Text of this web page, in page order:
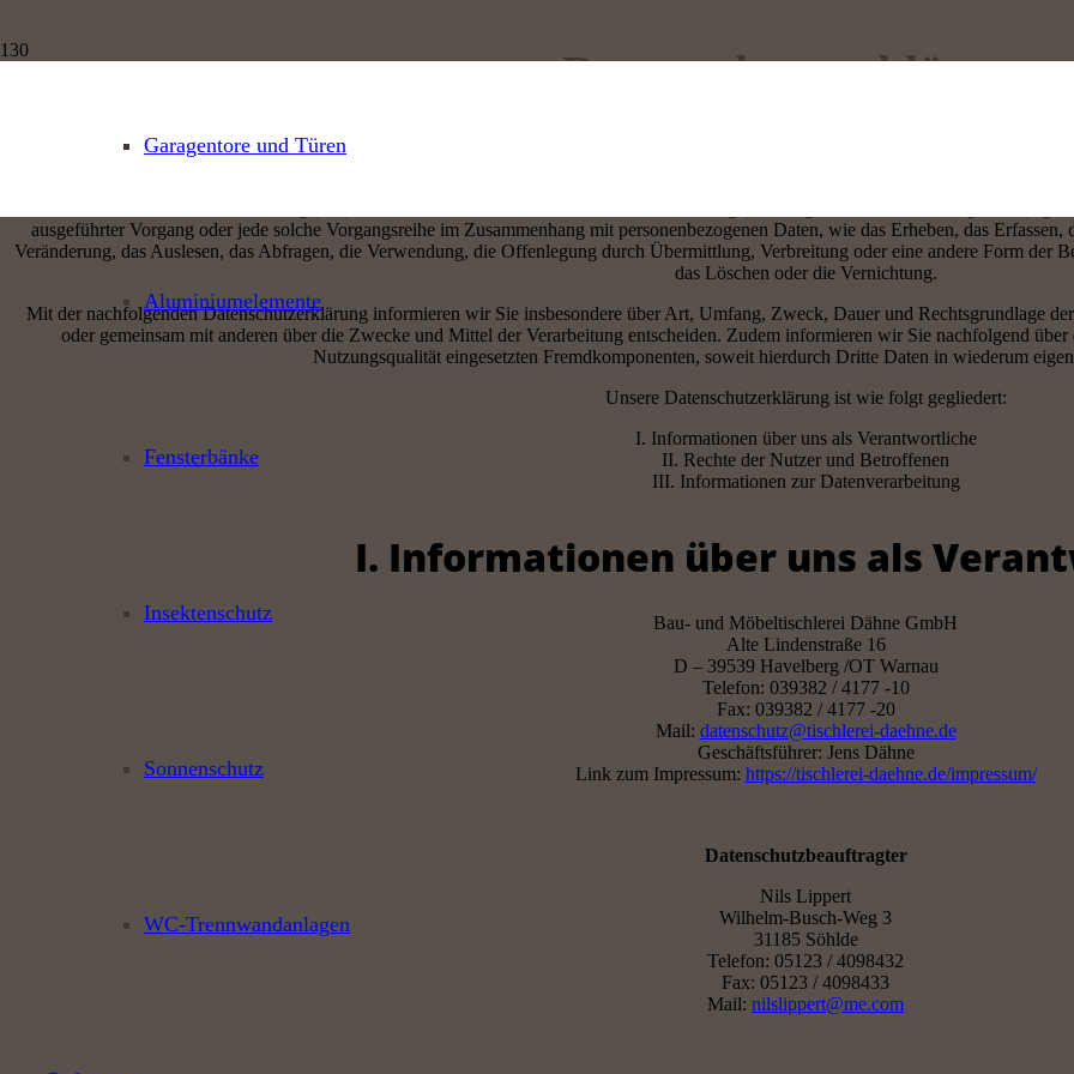
Garagentore und Türen
Aluminiumelemente
Fensterbänke
Insektenschutz
Sonnenschutz
WC-Trennwandanlagen
Datenschutzerklärung
Personenbezogene Daten (nachfolgend zumeist nur „Daten“ genannt) werden von uns nur im Rahmen der Erforderlichkeit sowie zum
ausgeführter Vorgang oder jede solche Vorgangsreihe im Zusammenhang mit personenbezogenen Daten, wie das Erheben, das
Veränderung, das Auslesen, das Abfragen, die Verwendung, die Offenlegung durch Übermittlung, Verbreitung oder eine andere Form der
das Löschen oder die Vernichtung.
Mit der nachfolgenden Datenschutzerklärung informieren wir Sie insbesondere über Art, Umfang, Zweck, Dauer und Rechtsgrundlage
oder gemeinsam mit anderen über die Zwecke und Mittel der Verarbeitung entscheiden. Zudem informieren wir Sie nachfolgend
Nutzungsqualität eingesetzten Fremdkomponenten, soweit hierdurch Dritte Daten in wiederum
Unsere Datenschutzerklärung ist wie folgt gegliedert:
I. Informationen über uns als Verantwortliche
II. Rechte der Nutzer und Betroffenen
III. Informationen zur Datenverarbeitung
I. Informationen über uns als
Bau- und Möbeltischlerei Dähne GmbH
Alte Lindenstraße 16
D – 39539 Havelberg /OT Warnau
Telefon: 039382 / 4177 -10
Fax: 039382 / 4177 -20
Mail: datenschutz@tischlerei-daehne.de
Geschäftsführer: Jens Dähne
Link zum Impressum: https://tischlerei-daehne.de/impressum/
Datenschutzbeauftragter
Nils Lippert
Wilhelm-Busch-Weg 3
31185 Söhlde
Telefon: 05123 / 4098432
Fax: 05123 / 4098433
Mail: nilslippert@me.com